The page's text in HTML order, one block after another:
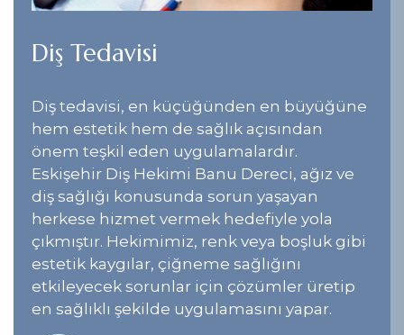
Diş Tedavisi
Diş tedavisi, en küçüğünden en büyüğüne
hem estetik hem de sağlık açısından
önem teşkil eden uygulamalardır.
Eskişehir Diş Hekimi Banu Dereci, ağız ve
diş sağlığı konusunda sorun yaşayan
herkese hizmet vermek hedefiyle yola
çıkmıştır. Hekimimiz, renk veya boşluk gibi
estetik kaygılar, çiğneme sağlığını
etkileyecek sorunlar için çözümler üretip
en sağlıklı şekilde uygulamasını yapar.